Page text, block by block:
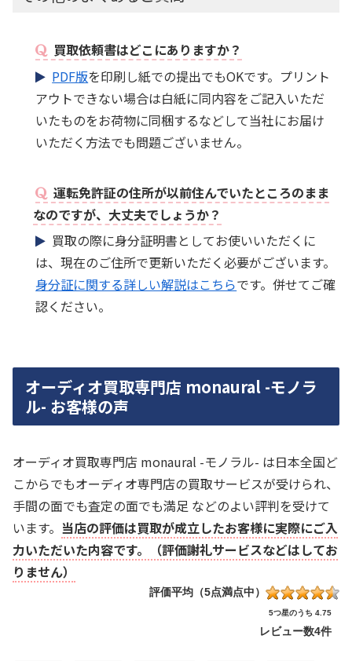
買取依頼書はどこにありますか？
PDF版を印刷し紙での提出でもOKです。プリント
アウトできない場合は白紙に同内容をご記入いただ
いたものをお荷物に同梱するなどして当社にお届け
いただく方法でも問題ございません。
運転免許証の住所が以前住んでいたところのまま
なのですが、大丈夫でしょうか？
買取の際に身分証明書としてお使いいただくに
は、現在のご住所で更新いただく必要がございます。
身分証に関する詳しい解説はこちらです。併せてご確
認ください。
オーディオ買取専門店 monaural -モノラ
ル- お客様の声
オーディオ買取専門店 monaural -モノラル- は日本全国ど
こからでもオーディオ専門店の買取サービスが受けられ、
手間の面でも査定の面でも満足 などのよい評判を受けて
います。 当店の評価は買取が成立したお客様に実際にご入
力いただいた内容です。（評価謝礼サービスなどはしてお
りません）
評価平均（5点満点中）
5つ星のうち 4.75
レビュー数4件